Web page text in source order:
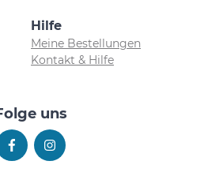
Hilfe
Meine Bestellungen
Kontakt & Hilfe
uns